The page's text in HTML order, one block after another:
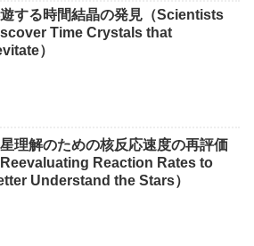
する時間結晶の発見（Scientists
Time Crystals that
）
理解のための核反応速度の再評価
Reevaluating Reaction Rates to
Understand the Stars）